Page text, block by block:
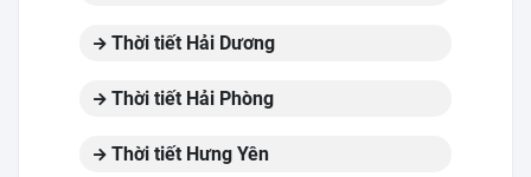
Thời tiết Hải Dương
Thời tiết Hải Phòng
Thời tiết Hưng Yên